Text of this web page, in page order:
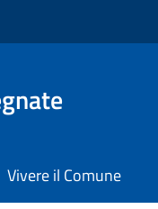
Vivere il Comune